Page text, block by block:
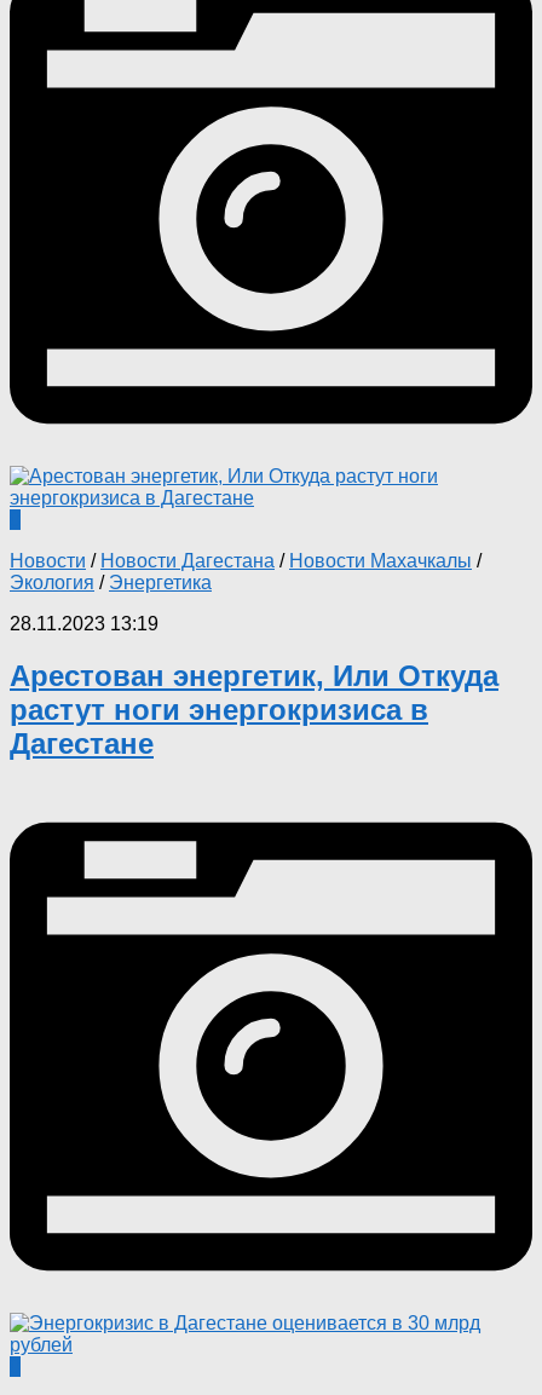
Новости / Новости Дагестана / Новости Махачкалы /
Экология / Энергетика
28.11.2023 13:19
Арестован энергетик, Или Откуда
растут ноги энергокризиса в
Дагестане